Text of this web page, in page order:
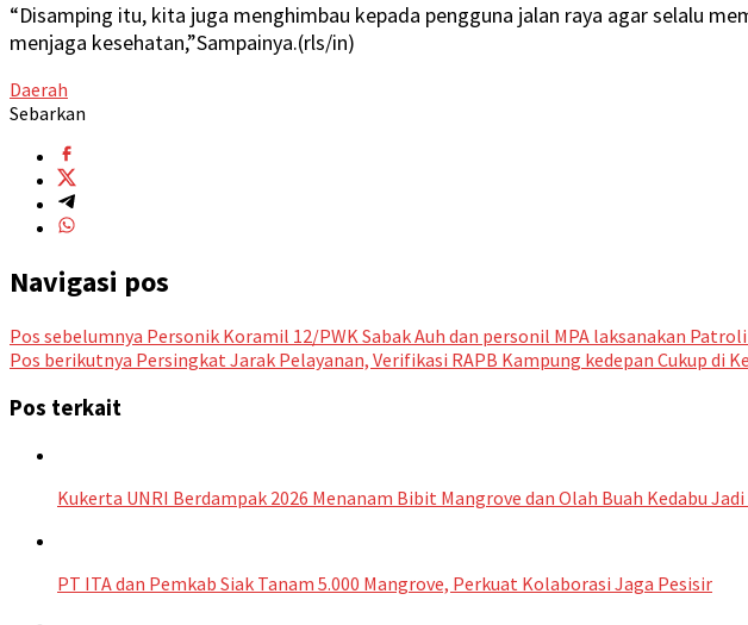
“Disamping itu, kita juga menghimbau kepada pengguna jalan raya agar selalu
menjaga kesehatan,”Sampainya.(rls/in)
Daerah
Sebarkan
Navigasi pos
Pos sebelumnya Personik Koramil 12/PWK Sabak Auh dan personil MPA laksanakan
Pos berikutnya Persingkat Jarak Pelayanan, Verifikasi RAPB Kampung kedepan Cukup di
Pos terkait
Kukerta UNRI Berdampak 2026 Menanam Bibit Mangrove dan Olah Buah Kedabu
PT ITA dan Pemkab Siak Tanam 5.000 Mangrove, Perkuat Kolaborasi Jaga Pesisir